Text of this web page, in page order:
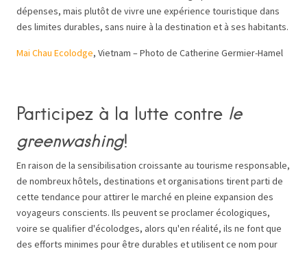
dépenses, mais plutôt de vivre une expérience touristique dans
des limites durables, sans nuire à la destination et à ses habitants.
Mai Chau Ecolodge, Vietnam – Photo de Catherine Germier-Hamel
Participez à la lutte contre le
greenwashing!
En raison de la sensibilisation croissante au tourisme responsable,
de nombreux hôtels, destinations et organisations tirent parti de
cette tendance pour attirer le marché en pleine expansion des
voyageurs conscients. Ils peuvent se proclamer écologiques,
voire se qualifier d'écolodges, alors qu'en réalité, ils ne font que
des efforts minimes pour être durables et utilisent ce nom pour